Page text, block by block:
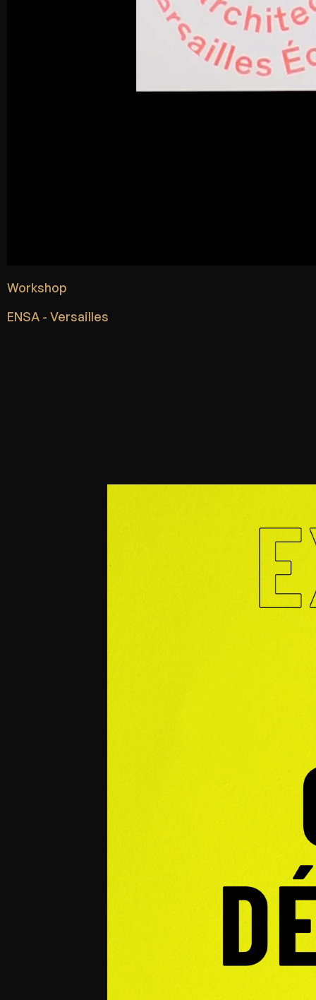
Workshop
ENSA - Versailles